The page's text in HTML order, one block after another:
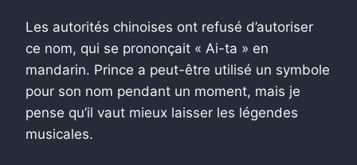
Les autorités chinoises ont refusé d’autoriser
ce nom, qui se prononçait « Ai-ta » en
mandarin. Prince a peut-être utilisé un symbole
pour son nom pendant un moment, mais je
pense qu’il vaut mieux laisser les légendes
musicales.